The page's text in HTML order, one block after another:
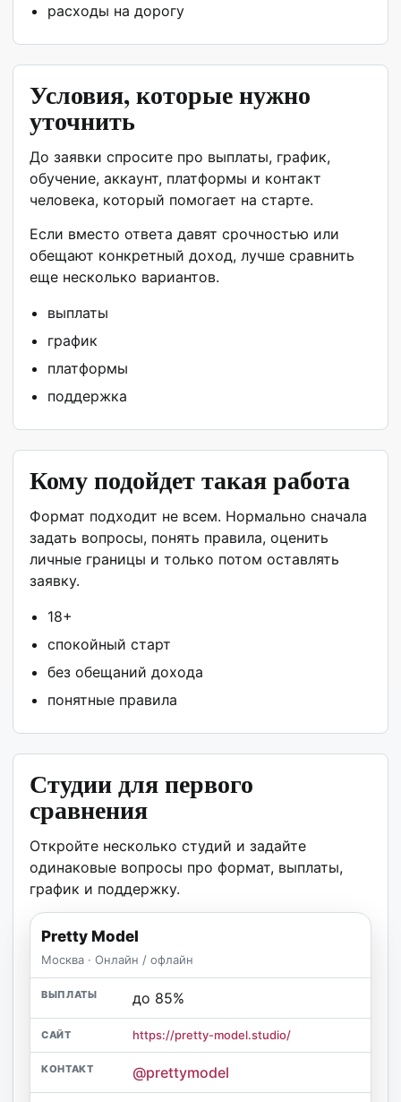
расходы на дорогу
Условия, которые нужно
уточнить
До заявки спросите про выплаты, график,
обучение, аккаунт, платформы и контакт
человека, который помогает на старте.
Если вместо ответа давят срочностью или
обещают конкретный доход, лучше сравнить
еще несколько вариантов.
выплаты
график
платформы
поддержка
Кому подойдет такая работа
Формат подходит не всем. Нормально сначала
задать вопросы, понять правила, оценить
личные границы и только потом оставлять
заявку.
18+
спокойный старт
без обещаний дохода
понятные правила
Студии для первого
сравнения
Откройте несколько студий и задайте
одинаковые вопросы про формат, выплаты,
график и поддержку.
Pretty Model
Москва · Онлайн / офлайн
до 85%
https://pretty-model.studio/
@prettymodel